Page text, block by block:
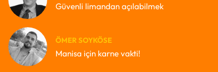
Güvenli limandan açılabilmek
ÖMER SOYKÖSE
Manisa için karne vakti!